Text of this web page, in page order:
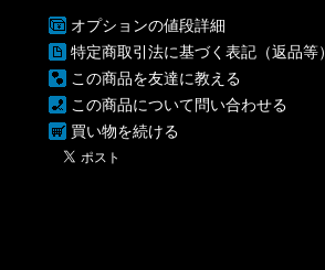
オプションの値段詳細
特定商取引法に基づく表記（返品等）
この商品を友達に教える
この商品について問い合わせる
買い物を続ける